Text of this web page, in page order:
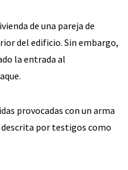
de una pareja de
del edificio. Sin embargo,
la entrada al
provocadas con un arma
descrita por testigos como